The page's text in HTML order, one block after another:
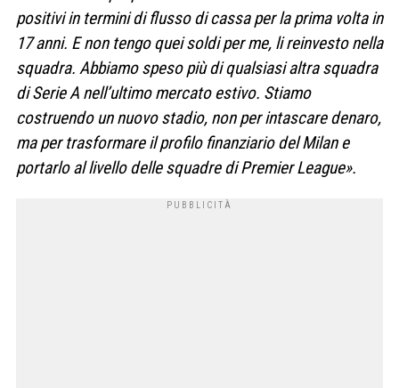
positivi in termini di flusso di cassa per la prima volta in
17 anni. E non tengo quei soldi per me, li reinvesto nella
squadra. Abbiamo speso più di qualsiasi altra squadra
di Serie A nell’ultimo mercato estivo. Stiamo
costruendo un nuovo stadio, non per intascare denaro,
ma per trasformare il profilo finanziario del Milan e
portarlo al livello delle squadre di Premier League».